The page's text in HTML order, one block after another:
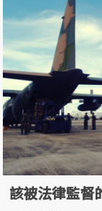
該被法律監督